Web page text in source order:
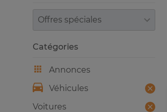
Trier par
Catégories
Annonces
Véhicules
Voitures